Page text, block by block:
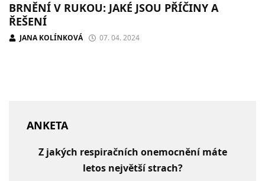
BRNĚNÍ V RUKOU: JAKÉ JSOU PŘÍČINY A
ŘEŠENÍ
JANA KOLÍNKOVÁ 07. 04. 2024
ANKETA
Z jakých respiračních onemocnění máte
letos největší strach?